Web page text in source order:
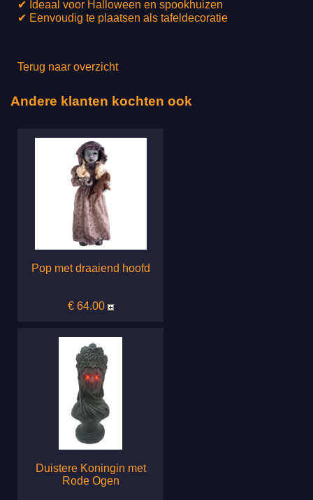
✔ Ideaal voor Halloween en spookhuizen
✔ Eenvoudig te plaatsen als tafeldecoratie
Terug naar overzicht
Andere klanten kochten ook
Pop met draaiend hoofd
€ 64.00
Duistere Koningin met
Rode Ogen